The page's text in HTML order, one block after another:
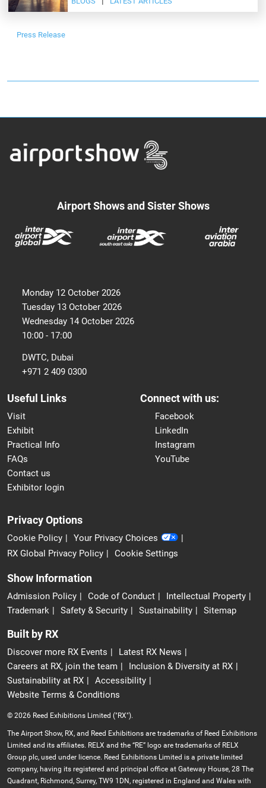
Press Release
Airport Shows and Sister Shows
Monday 12 October 2026
Tuesday 13 October 2026
Wednesday 14 October 2026
10:00 - 17:00
DWTC, Dubai
+971 2 409 0300
Useful Links
Visit
Exhibit
Practical Info
FAQs
Contact us
Exhibitor login
Connect with us:
Facebook
LinkedIn
Instagram
YouTube
Privacy Options
Cookie Policy
Your Privacy Choices
RX Global Privacy Policy
Cookie Settings
Show Information
Admission Policy Code of Conduct
Intellectual Property
Trademark
Safety & Security Sustainability Sitemap
Built by RX
Discover more RX Events
Latest RX News
Careers at RX, join the team
Inclusion & Diversity at RX
Sustainability at RX
Accessibility
Website Terms & Conditions
© 2026 Reed Exhibitions Limited ("RX").
The Airport Show, RX, and Reed Exhibitions are trademarks of Reed Exhibitions
Limited and its affiliates. RELX and the “RE” logo are trademarks of RELX
Group plc, used under licence. Reed Exhibitions Limited is a private limited
company, having its registered and principal office at Gateway House, 28 The
Quadrant, Richmond, Surrey, TW9 1DN, registered in England and Wales with